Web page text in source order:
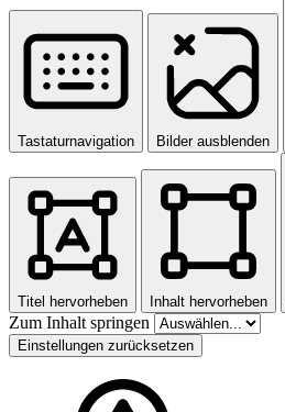
Tastaturnavigation Bilder ausblenden
Titel hervorheben Inhalt hervorheben
Zum Inhalt springen
Einstellungen zurücksetzen